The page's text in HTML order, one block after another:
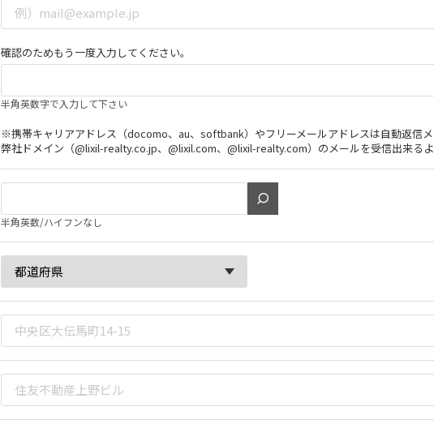
確認のためもう一度入力してください。
半角英数字で入力して下さい
※携帯キャリアアドレス（docomo、au、softbank）やフリーメールアドレスは自動返信メ
弊社ドメイン（@lixil-realty.co.jp、@lixil.com、@lixil-realty.com）のメールを受信出来るよ
半角英数/ハイフンなし